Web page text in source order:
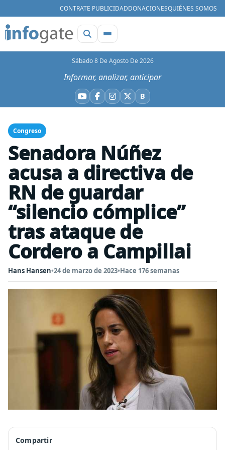
CONTRATE PUBLICIDADDONACIONESQUIÉNES SOMOS
Sábado 8 De Agosto De 2026
Informar, analizar, anticipar
YouTube
Facebook
Instagram
X BBluesky
Congreso
Senadora Núñez
acusa a directiva de
RN de guardar
“silencio cómplice”
tras ataque de
Cordero a Campillai
Hans Hansen•24 de marzo de 2023•Hace 176 semanas
Compartir